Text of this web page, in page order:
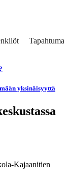
Tapahtumat
yksinäisyyttä
Kajaanitien